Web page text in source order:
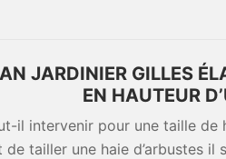
JARDINIER GILLES
EN HAUTEUR
il intervenir pour une taille de
de tailler une haie d’arbustes